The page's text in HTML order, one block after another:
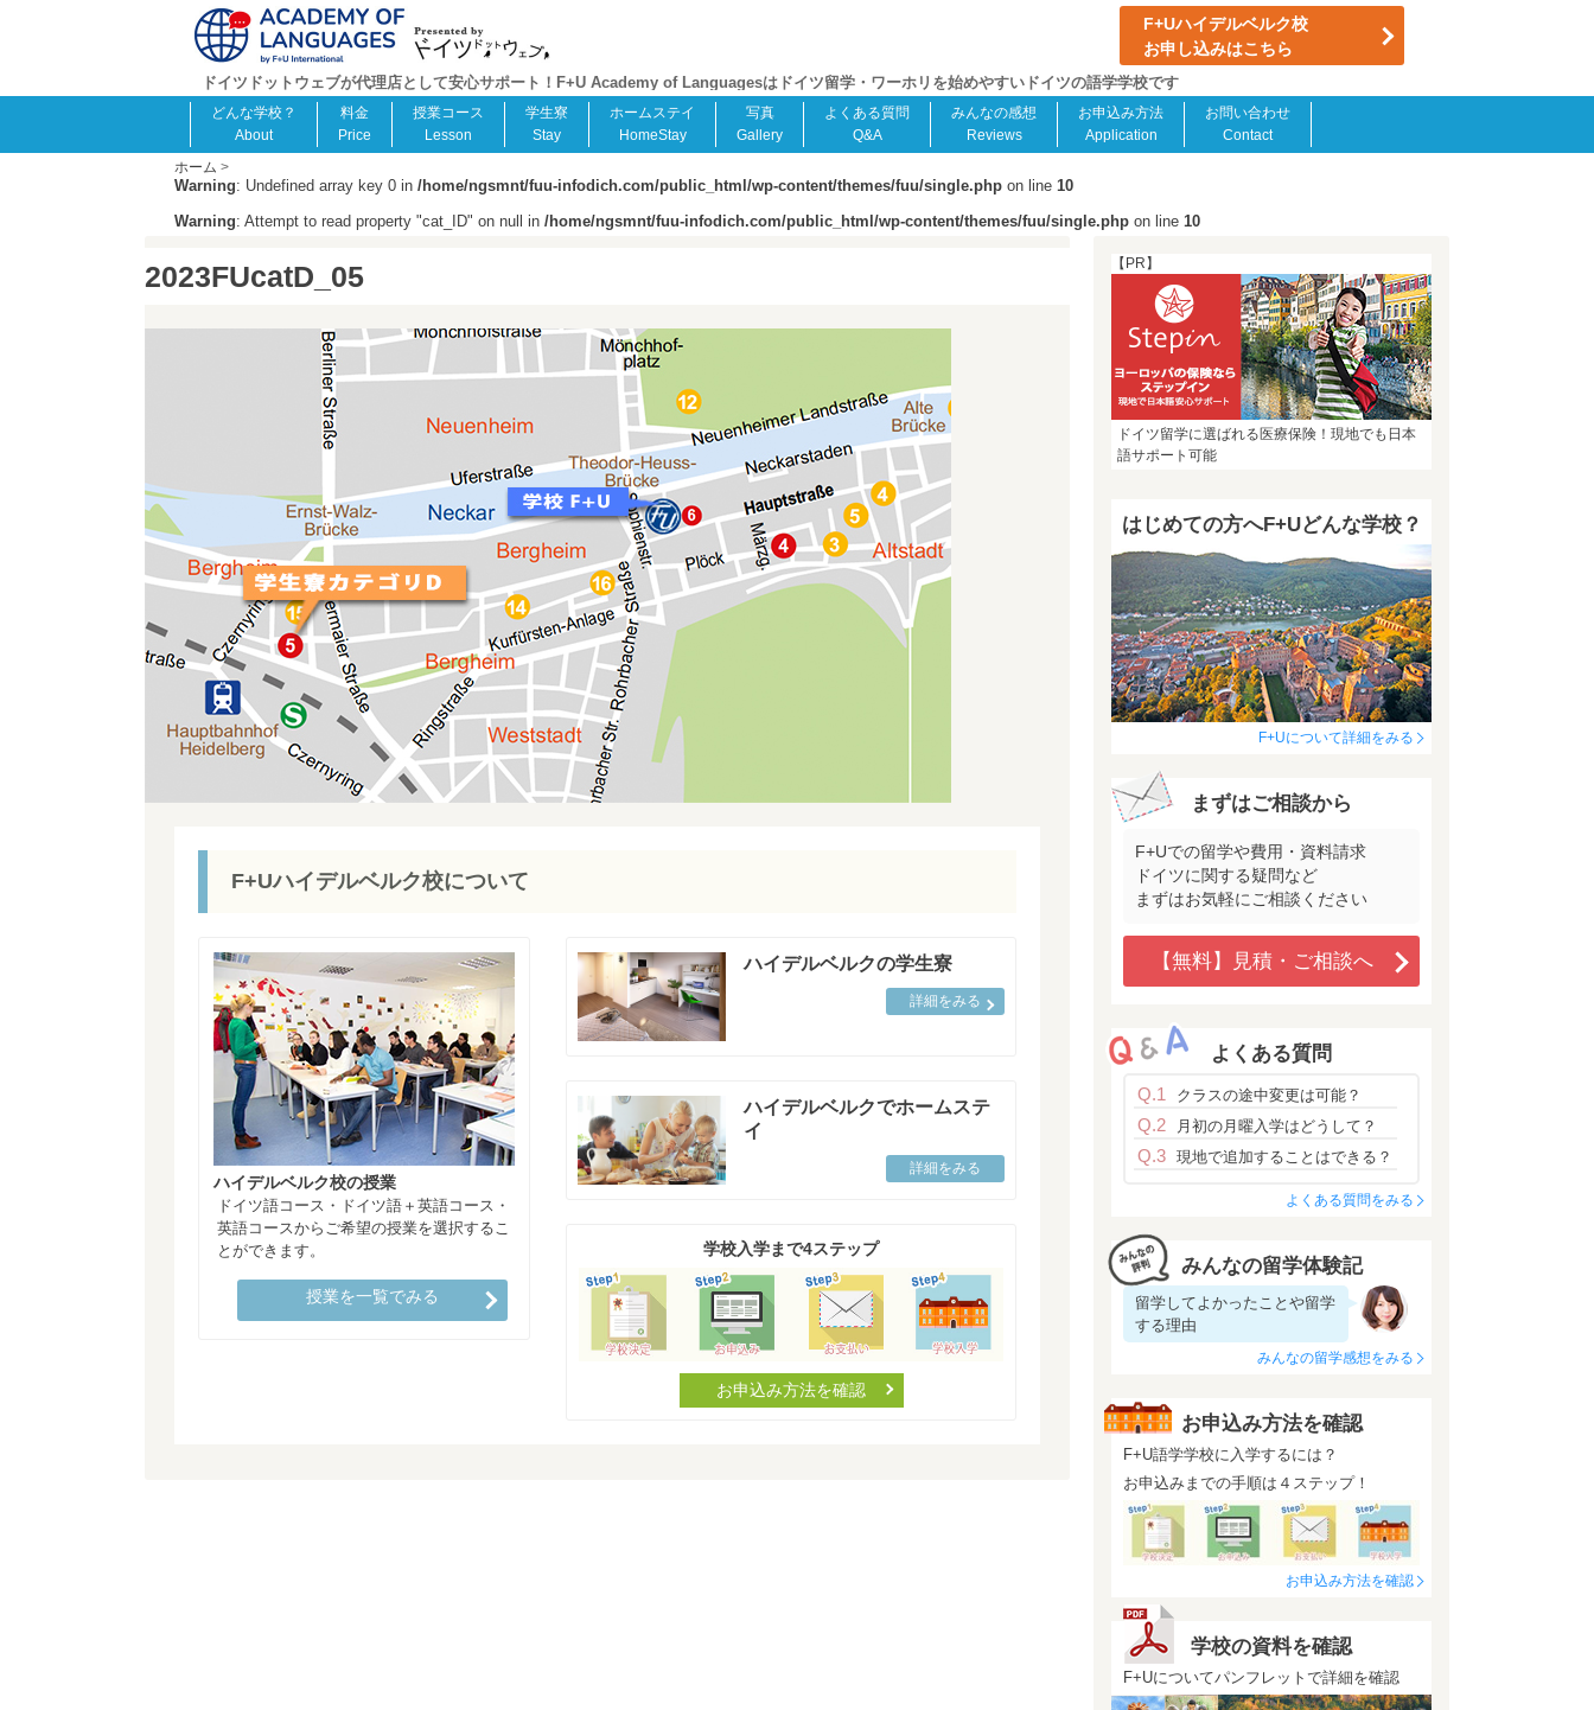
F+Uハイデルベルク校
お申し込みはこちら
ドイツドットウェブが代理店として安心サポート！F+U Academy of Languagesはドイツ留学・ワーホリを始めやすいドイツの語学学校です
どんな学校？
About
料金
Price
授業コース
Lesson
学生寮
Stay
ホームステイ
HomeStay
写真
Gallery
よくある質問
Q&A
みんなの感想
Reviews
お申込み方法
Application
お問い合わせ
Contact
ホーム >
Warning: Undefined array key 0 in /home/ngsmnt/fuu-infodich.com/public_html/wp-content/themes/fuu/single.php on line 10
Warning: Attempt to read property "cat_ID" on null in /home/ngsmnt/fuu-infodich.com/public_html/wp-content/themes/fuu/single.php on line 10
2023FUcatD_05
F+Uハイデルベルク校について
ハイデルベルク校の授業
ドイツ語コース・ドイツ語＋英語コース・
英語コースからご希望の授業を選択するこ
とができます。
授業を一覧でみる
ハイデルベルクの学生寮
詳細をみる
ハイデルベルクでホームステ
イ
詳細をみる
学校入学まで4ステップ
お申込み方法を確認
【PR】
ドイツ留学に選ばれる医療保険！現地でも日本
語サポート可能
はじめての方へF+Uどんな学校？
F+Uについて詳細をみる
まずはご相談から
F+Uでの留学や費用・資料請求
ドイツに関する疑問など
まずはお気軽にご相談ください
【無料】見積・ご相談へ
よくある質問
Q.1 クラスの途中変更は可能？
Q.2 月初の月曜入学はどうして？
Q.3 現地で追加することはできる？
よくある質問をみる
みんなの留学体験記
留学してよかったことや留学
する理由
みんなの留学感想をみる
お申込み方法を確認
F+U語学学校に入学するには？
お申込みまでの手順は４ステップ！
お申込み方法を確認
学校の資料を確認
F+Uについてパンフレットで詳細を確認